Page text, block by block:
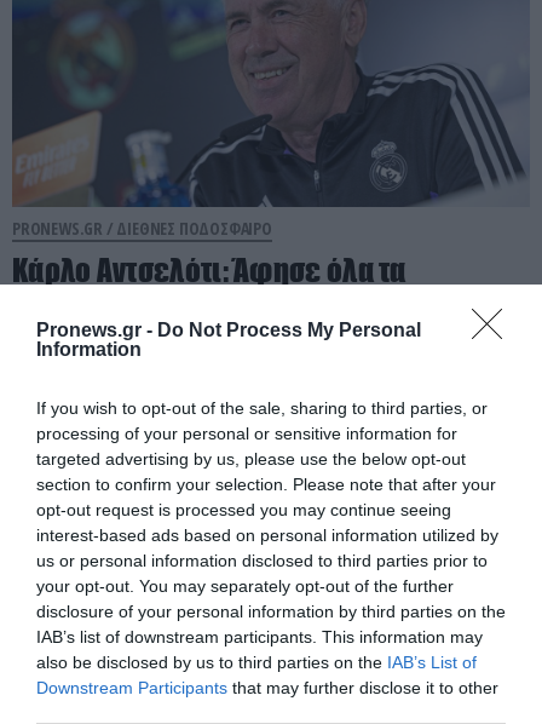
Pronews.gr - Do Not Process My Personal
Information
If you wish to opt-out of the sale, sharing to third parties, or
processing of your personal or sensitive information for
targeted advertising by us, please use the below opt-out
section to confirm your selection. Please note that after your
opt-out request is processed you may continue seeing
interest-based ads based on personal information utilized by
us or personal information disclosed to third parties prior to
your opt-out. You may separately opt-out of the further
disclosure of your personal information by third parties on the
IAB’s list of downstream participants. This information may
also be disclosed by us to third parties on the IAB’s List of
Downstream Participants that may further disclose it to other
PRONEWS.GR / ΔΙΕΘΝΕΣ ΠΟΔΟΣΦΑΙΡΟ
Κάρλο Αντσελότι: Άφησε όλα τα
τις 25 Μαΐου, ξέρω καλά τι θα κάνω»